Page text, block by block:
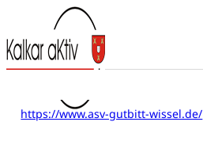
Angelsportverein “Gut Bitt”
Wissel e.V.
Heinz-Seesing-Str. 16
https://www.asv-gutbitt-wissel.de/